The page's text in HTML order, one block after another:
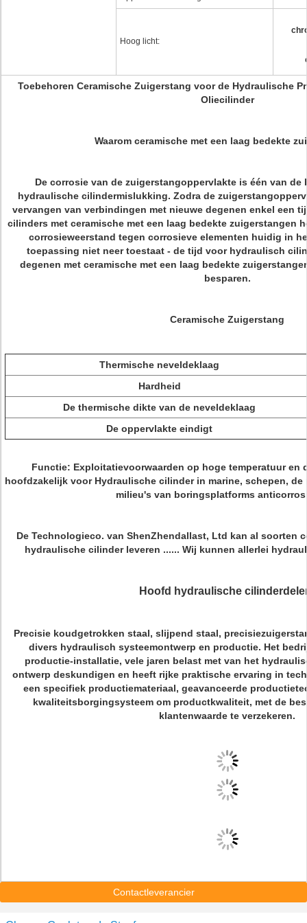
Hoog licht:
Toebehoren Ceramische Zuigerstang voor de Hydraulische
Oliecilinder
Waarom ceramische met een laag bedekte
De corrosie van de zuigerstangoppervlakte is één van de
hydraulische cilindermislukking. Zodra de
vervangen van verbindingen met nieuwe degenen enkel een
cilinders met ceramische met een laag bedekte zuigerstangen
corrosieweerstand tegen corrosieve elementen huidig in
toepassing niet neer toestaat - de tijd voor hydraulisch
degenen met ceramische met een laag bedekte
besparen.
Ceramische Zuigerstang
Thermische neveldeklaag
Hardheid
De thermische dikte van de neveldeklaag
De oppervlakte eindigt
Functie: Exploitatievoorwaarden op hoge temperatuur en
hoofdzakelijk voor Hydraulische cilinder in marine, schepen, de
milieu's van boringsplatforms
De Technologieco. van ShenZhendallast, Ltd kan al soorten
hydraulische cilinder leveren ...... Wij kunnen allerlei
Hoofd hydraulische
Precisie koudgetrokken staal, slijpend staal,
divers hydraulisch systeemontwerp en productie. Het
productie-installatie, vele jaren belast met van het
ontwerp deskundigen en heeft rijke praktische ervaring in
een specifiek productiemateriaal, geavanceerde
kwaliteitsborgingsysteem om productkwaliteit, met de
klantenwaarde te verzekeren.
Contactleverancier